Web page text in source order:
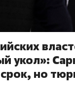
укол»:
но